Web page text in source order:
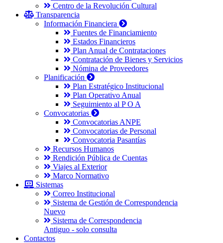
Centro de la Revolución Cultural
Transparencia
Información Financiera
Fuentes de Financiamiento
Estados Financieros
Plan Anual de Contrataciones
Contratación de Bienes y Servicios
Nómina de Proveedores
Planificación
Plan Estratégico Institucional
Plan Operativo Anual
Seguimiento al P O A
Convocatorias
Convocatorias ANPE
Convocatorias de Personal
Convocatoria Pasantías
Recursos Humanos
Rendición Pública de Cuentas
Viajes al Exterior
Marco Normativo
Sistemas
Correo Institucional
Sistema de Gestión de Correspondencia
Nuevo
Sistema de Correspondencia
Antiguo - solo consulta
Contactos